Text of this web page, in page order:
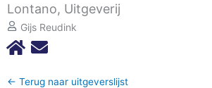
Lontano, Uitgeverij
Gijs Reudink
← Terug naar uitgeverslijst